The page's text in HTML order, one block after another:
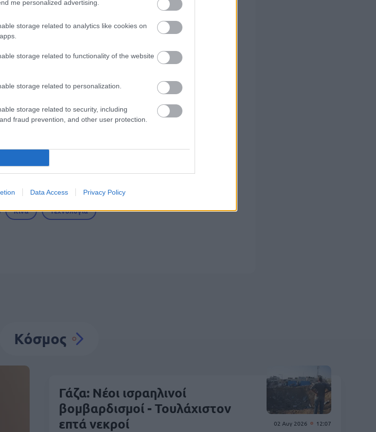
me personalized advertising.
storage related to analytics like cookies on
storage related to functionality of the website
storage related to personalization.
storage related to security, including
fraud prevention, and other user protection.
Data Access Privacy Policy
εκπαίδευση
Voucher έως 600 ευρώ - Ποια ΑΦΜ
καθαριστών στον Δήμο Ηγουμενίτσας
ευρώ - Δεν χρειάζεται αίτηση
Κίνα Τεχνολογία
Κόσμος
02 Αυγ 2026 12:07
Γάζα: Νέοι ισραηλινοί
βομβαρδισμοί - Τουλάχιστον
επτά νεκροί